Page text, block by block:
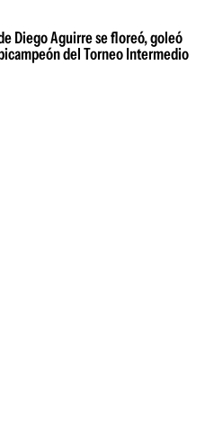
Diego Aguirre se floreó, goleó
del Torneo Intermedio